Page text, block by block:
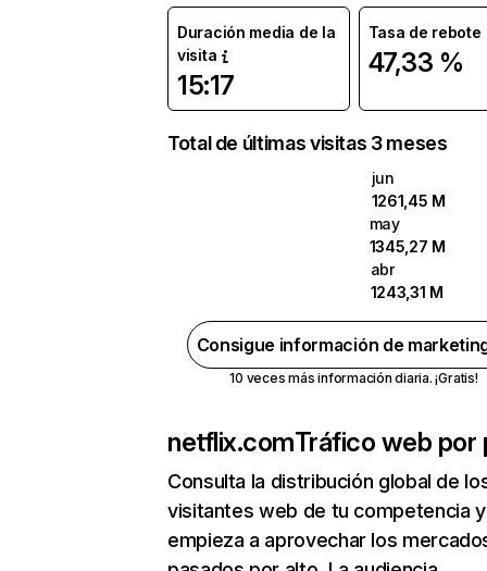
Duración media de la
visita
15:17
Tasa de rebote
47,33 %
Total de últimas visitas 3 meses
jun
1261,45 M
may
1345,27 M
abr
1243,31 M
Consigue información de
10 veces más información diaria. ¡Gratis!
netflix.comTráfico web por
Consulta la distribución global de
visitantes web de tu competencia y
empieza a aprovechar los